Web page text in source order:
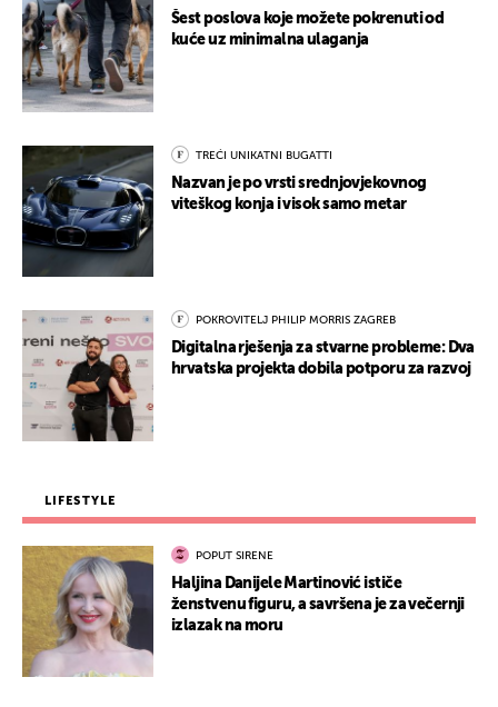
Šest poslova koje možete pokrenuti od
kuće uz minimalna ulaganja
TREĆI UNIKATNI BUGATTI
Nazvan je po vrsti srednjovjekovnog
viteškog konja i visok samo metar
POKROVITELJ PHILIP MORRIS ZAGREB
Digitalna rješenja za stvarne probleme: Dva
hrvatska projekta dobila potporu za razvoj
LIFESTYLE
POPUT SIRENE
Haljina Danijele Martinović ističe
ženstvenu figuru, a savršena je za večernji
izlazak na moru